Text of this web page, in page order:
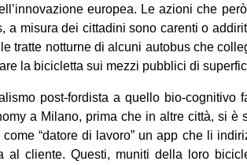
europea. Le azioni che
a misura dei cittadini sono carenti o
tratte notturne di alcuni autobus che
la bicicletta sui mezzi pubblici di
post-fordista a quello bio-cognitivo
a Milano, prima che in altre città, si è
“datore di lavoro” un app che li
al cliente. Questi, muniti della loro